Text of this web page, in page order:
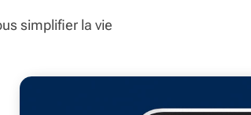
simplifier la vie